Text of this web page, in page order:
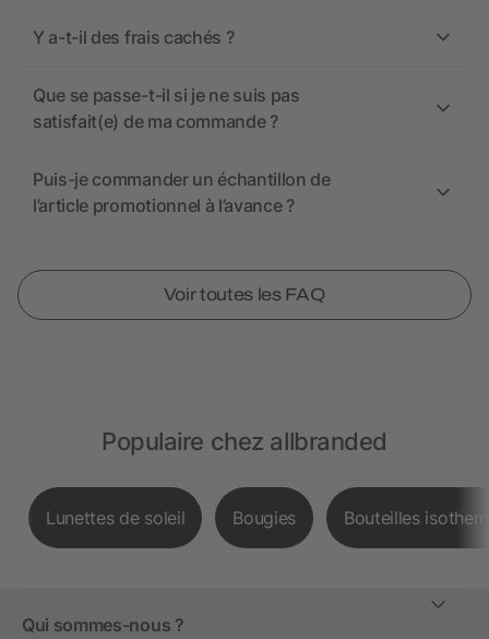
Y a-t-il des frais cachés ?
Que se passe-t-il si je ne suis pas
satisfait(e) de ma commande ?
Puis-je commander un échantillon de
l’article promotionnel à l’avance ?
Voir toutes les FAQ
Populaire chez allbranded
Lunettes de soleil Bougies Bouteilles
Qui sommes-nous ?